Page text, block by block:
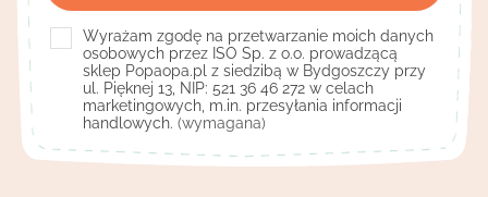
Wyrażam zgodę na przetwarzanie moich danych
osobowych przez ISO Sp. z o.o. prowadzącą
sklep Popaopa.pl z siedzibą w Bydgoszczy przy
ul. Pięknej 13, NIP: 521 36 46 272 w celach
marketingowych, m.in. przesyłania informacji
handlowych. (wymagana)